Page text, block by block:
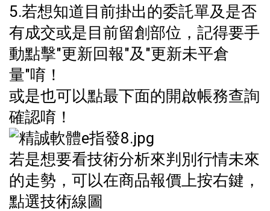
5.若想知道目前掛出的委託單及是否
有成交或是目前留創部位，記得要手
動點擊"更新回報"及"更新未平倉
量"唷！
或是也可以點最下面的開啟帳務查詢
確認唷！
若是想要看技術分析來判別行情未來
的走勢，可以在商品報價上按右鍵，
點選技術線圖